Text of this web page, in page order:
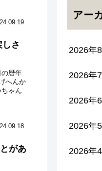
さ
暦年
へんか
ゃん
があ
アー
2026年8
2026年7
2026年6
2026年5
2026年4